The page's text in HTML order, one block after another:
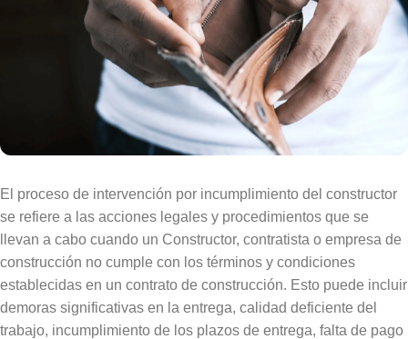
El proceso de intervención por incumplimiento del constructor
se refiere a las acciones legales y procedimientos que se
llevan a cabo cuando un Constructor, contratista o empresa de
construcción no cumple con los términos y condiciones
establecidas en un contrato de construcción. Esto puede incluir
demoras significativas en la entrega, calidad deficiente del
trabajo, incumplimiento de los plazos de entrega, falta de pago